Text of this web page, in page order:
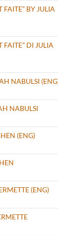
FAITE” BY JULIA
FAITE” DI JULIA
NABULSI
NABULSI
(ENG)
(ENG)